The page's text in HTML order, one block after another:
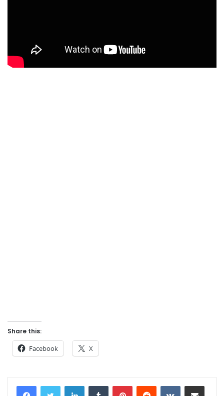
Share this:
Facebook X
LinkedInTumblr PinterestReddit VKontakteShare via Email